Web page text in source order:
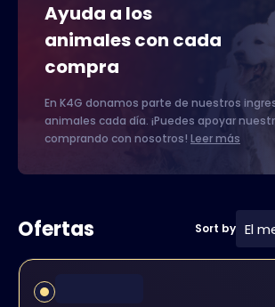
Ayuda a los
animales con cada
compra
En K4G donamos parte de nuestros
animales cada día. ¡Puedes apoyar
comprando con nosotros! Leer más
Ofertas Sort by El